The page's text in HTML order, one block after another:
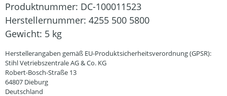
Produktnummer: DC-100011523
Herstellernummer: 4255 500 5800
Gewicht: 5 kg
Herstellerangaben gemäß EU-Produktsicherheitsverordnung (GPSR):
Stihl Vetriebszentrale AG & Co. KG
Robert-Bosch-Straße 13
64807 Dieburg
Deutschland